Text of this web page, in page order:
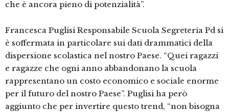
che è ancora pieno di potenzialità”.
Francesca Puglisi Responsabile Scuola Segreteria Pd si
è soffermata in particolare sui dati drammatici della
dispersione scolastica nel nostro Paese. “Quei ragazzi
e ragazze che ogni anno abbandonano la scuola
rappresentano un costo economico e sociale enorme
per il futuro del nostro Paese”. Puglisi ha però
aggiunto che per invertire questo trend, “non bisogna